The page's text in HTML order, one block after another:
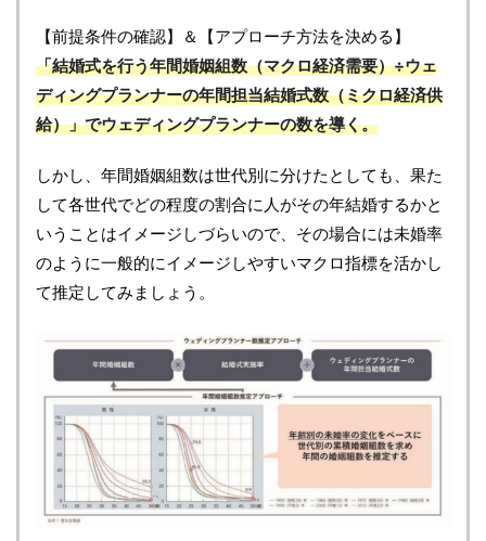
【前提条件の確認】＆【アプローチ方法を決める】
「結婚式を行う年間婚姻組数（マクロ経済需要）÷ウェ
ディングプランナーの年間担当結婚式数（ミクロ経済供
給）」でウェディングプランナーの数を導く。
しかし、年間婚姻組数は世代別に分けたとしても、果た
して各世代でどの程度の割合に人がその年結婚するかと
いうことはイメージしづらいので、その場合には未婚率
のように一般的にイメージしやすいマクロ指標を活かし
て推定してみましょう。